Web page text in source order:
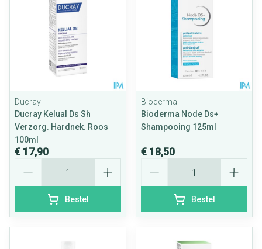
Ducray
Ducray Kelual Ds Sh
Verzorg. Hardnek. Roos
100ml
€ 17,90
Bestel
Bioderma
Bioderma Node Ds+
Shampooing 125ml
€ 18,50
Bestel